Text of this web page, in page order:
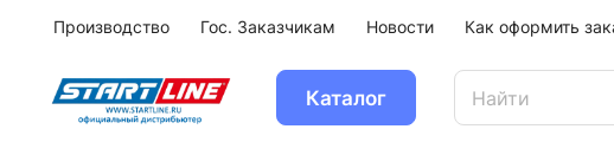
Производство Гос. Заказчикам Новости Как оформить
Каталог